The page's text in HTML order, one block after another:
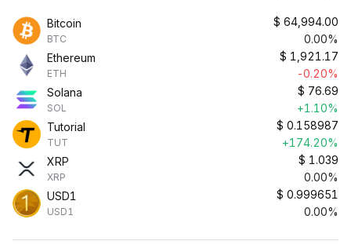
Bitcoin
BTC
$ 64,994.00
0.00%
Ethereum
ETH
$ 1,921.17
-0.20%
Solana
SOL
$ 76.69
+1.10%
Tutorial
TUT
$ 0.158987
+174.20%
XRP
XRP
$ 1.039
0.00%
USD1
USD1
$ 0.999651
0.00%